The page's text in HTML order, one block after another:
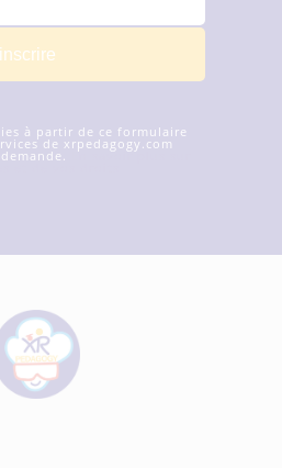
à partir de ce formulaire
de xrpedagogy.com
En savoir plus sur
et de vos droits